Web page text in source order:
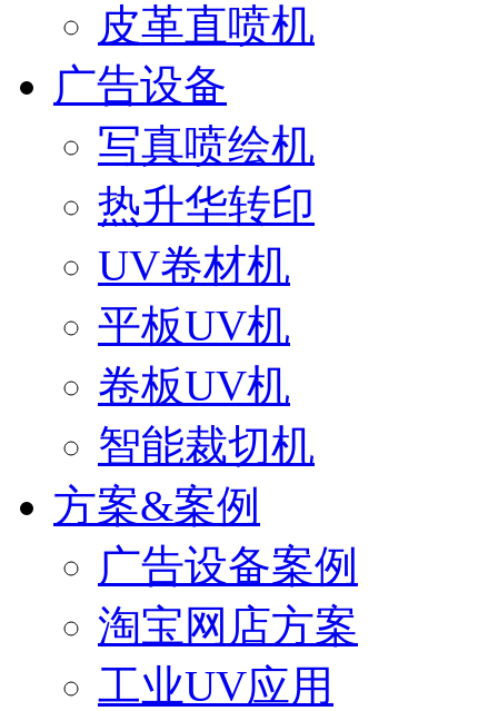
皮革直喷机
广告设备
写真喷绘机
热升华转印
UV卷材机
平板UV机
卷板UV机
智能裁切机
方案&案例
广告设备案例
淘宝网店方案
工业UV应用